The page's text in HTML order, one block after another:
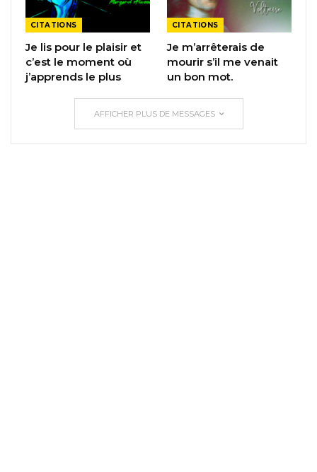
CITATIONS
Je lis pour le plaisir et
c’est le moment où
j’apprends le plus
CITATIONS
Je m’arrêterais de
mourir s’il me venait
un bon mot.
AFFICHER PLUS DE MESSAGES